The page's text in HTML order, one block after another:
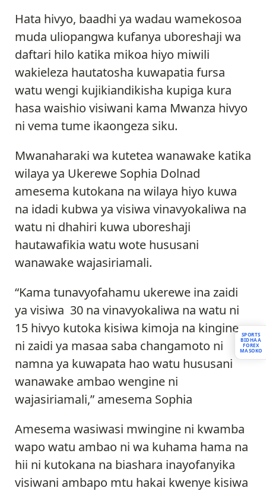
Hata hivyo, baadhi ya wadau wamekosoa
muda uliopangwa kufanya uboreshaji wa
daftari hilo katika mikoa hiyo miwili
wakieleza hautatosha kuwapatia fursa
watu wengi kujikiandikisha kupiga kura
hasa waishio visiwani kama Mwanza hivyo
ni vema tume ikaongeza siku.
Mwanaharaki wa kutetea wanawake katika
wilaya ya Ukerewe Sophia Dolnad
amesema kutokana na wilaya hiyo kuwa
na idadi kubwa ya visiwa vinavyokaliwa na
watu ni dhahiri kuwa uboreshaji
hautawafikia watu wote hususani
wanawake wajasiriamali.
“Kama tunavyofahamu ukerewe ina zaidi
ya visiwa 30 na vinavyokaliwa na watu ni
15 hivyo kutoka kisiwa kimoja na kingine
ni zaidi ya masaa saba changamoto ni
namna ya kuwapata hao watu hususani
wanawake ambao wengine ni
wajasiriamali,” amesema Sophia
Amesema wasiwasi mwingine ni kwamba
wapo watu ambao ni wa kuhama hama na
hii ni kutokana na biashara inayofanyika
visiwani ambapo mtu hakai kwenye kisiwa
SPORTS
BIDHAA
FOREX
MASOKO